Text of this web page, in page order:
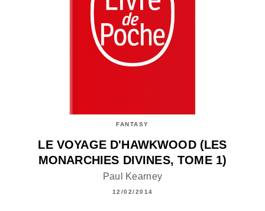
FANTASY
LE VOYAGE D'HAWKWOOD (LES
MONARCHIES DIVINES, TOME 1)
Paul Kearney
12/02/2014